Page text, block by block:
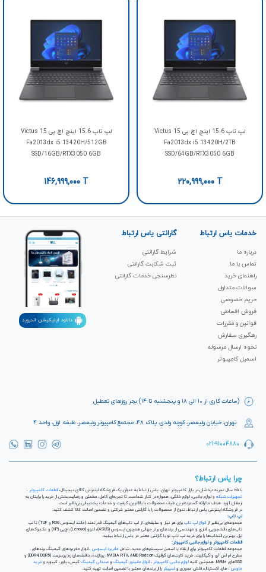
لپ تاپ 15.6 اینچ اچ پی Victus 15
Fa2013dx i5 13420H/2TB
SSD/64GB/RTX3050 6GB
220,999,000T
لپ تاپ 15.6 اینچ اچ پی Victus 15
Fa2013dx i5 13420H/512GB
SSD/16GB/RTX3050 6GB
146,999,000 T
(ساعات کاری از ۱۰ الی ۱۸ و پنجشنبه تا ۱۴) بجز روزهای تعطیل
تهران، خیابان ولیعصر، کوچه ولدی، پلاک ۴۸، مجتمع کامپیوتر ولیعصر، طبقه اول، واحد ۴
021-91004880
خدمات یاس ارتباط
درباره ما
تماس با ما
راهنمای خرید
سوالات متداول
حریم خصوصی
فروش اقساطی
قوانین و مقررات
رهگیری سفارش
نحوه ارسال مرسوله
اسمبل کامپیوتر
گارانتی یاس ارتباط
شرایط گارانتی
ثبت شکابت‌ گارانتی
نظرسنجی خدمات گارانتی
دانلود اپلیکیشن اندروید
چرا یاس ارتباط؟
با ۲۵ سال تجربه درخشان در بازار کامپیوتر تهران، یاس ارتباط به عنوان یک فروشگاه اینترنتی کالای دیجیتال، قطعات کامپیوتر
تجهیزات شبکه
و لوازم جانبی، لوازم خانگی، همواره در کنار شماست تا تجربه‌ای کامل، مطمئن و رضایت‌بخش از خرید را برایتان به
ارمغان آورد. هدف ما ارائه گسترده‌ترین طیف محصولات با بالاترین کیفیت و خدمات پشتیبانی بی‌نظیر است.
در فروشگاه اینترنتی یاس ارتباط، تنوع از محصولات را با گارانتی معتبر شرکتی و تضمین اصالت کالا کشف کنید:
لپ تاپ:
مجموعه‌ای بی‌نظیر از انواع لپ تاپ
برای هر نیاز و سلیقه‌ای، از لپ تاپ‌های گیمینگ قدرتمند (مانند ایسوس ROG و TUF) تا لپ
تاپ‌های دانشجویی، اداری و مهندسی از برندهای برتر جهانی همچون ایسوس (ASUS)، لنوو (Lenovo)، اچ‌پی (HP) و مک‌بوک‌های
اپل. بهترین انتخاب‌ها را برای خرید لپ تاپ نو با گارانتی معتبر در یاس ارتباط بیابید.
قطعات کامپیوتر و لوازم جانبی کامپیوتر:
مجموعه قطعات کامپیوتر برای ارتقاء یا اسمبل سیستم‌های جدید، شامل مادربرد ایسوس ، انواع مادربردهای گیمینگ برندهای
مطرح ام اس آی و گیگابیت. خرید کارت‌های گرافیک NVIDIA RTX, AMD Radeon، پردازنده‌، حافظه‌های رم پرسرعت (DDR4, DDR5) و
SSDهای NVMe. همچنین کلیه
لوازم جانبی کامپیوتر انواع مانیتور گیمینگ صندلی گیمینگ
خرید
ماوس
اسپیکر